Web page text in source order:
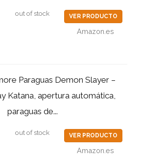
out of stock VER PRODUCTO
Amazon.es
Paraguas Demon Slayer –
Katana, apertura automática,
paraguas de...
out of stock VER PRODUCTO
Amazon.es